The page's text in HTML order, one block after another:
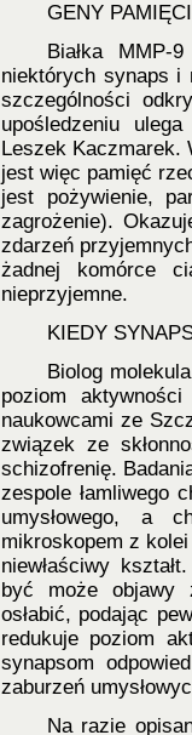
GENY
Białka
niektórych synaps i
szczególności
upośledzeniu
Leszek Kaczmarek.
jest więc pamięć
jest pożywienie,
zagrożenie).
zdarzeń
żadnej komórce
nieprzyjemne.
KIEDY
Biolog
poziom
naukowcami ze
związek ze
schizofrenię.
zespole łamliwego
umysłowego, a
mikroskopem z
niewłaściwy
być może objawy
osłabić, podając
redukuje poziom
synapsom
zaburzeń
Na razie